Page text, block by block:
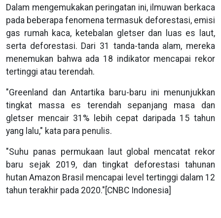
Dalam mengemukakan peringatan ini, ilmuwan berkaca
pada beberapa fenomena termasuk deforestasi, emisi
gas rumah kaca, ketebalan gletser dan luas es laut,
serta deforestasi. Dari 31 tanda-tanda alam, mereka
menemukan bahwa ada 18 indikator mencapai rekor
tertinggi atau terendah.
"Greenland dan Antartika baru-baru ini menunjukkan
tingkat massa es terendah sepanjang masa dan
gletser mencair 31% lebih cepat daripada 15 tahun
yang lalu," kata para penulis.
"Suhu panas permukaan laut global mencatat rekor
baru sejak 2019, dan tingkat deforestasi tahunan
hutan Amazon Brasil mencapai level tertinggi dalam 12
tahun terakhir pada 2020."[CNBC Indonesia]